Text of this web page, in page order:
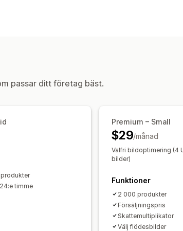
passar ditt företag bäst.
timme
Premium – Small
$29/månad
Valfri bildoptimering (4
bilder)
Funktioner
2 000 produkter
Försäljningspris
Skattemultiplikator
Välj flödesbilder